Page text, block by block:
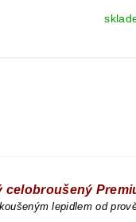
celobroušený
lepidlem od